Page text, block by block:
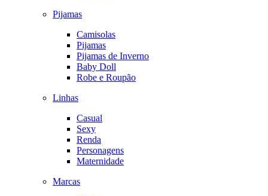
Pijamas
Camisolas
Pijamas
Pijamas de Inverno
Baby Doll
Robe e Roupão
Linhas
Casual
Sexy
Renda
Personagens
Maternidade
Marcas